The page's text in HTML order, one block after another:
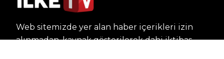
Web sitemizde yer alan haber içerikleri izin
alınmadan, kaynak gösterilerek dahi iktibas